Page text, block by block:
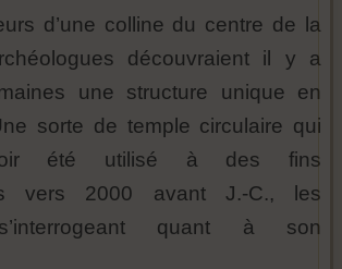
d’une colline du centre de la
découvraient il y a
une structure unique en
sorte de temple circulaire qui
été utilisé à des fins
vers 2000 avant J.-C., les
quant à son